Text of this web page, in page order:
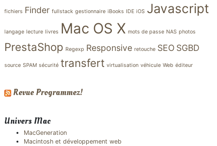
fichiers Finder fullstack gestionnaire iBooks IDE iOS Javascript
langage lecture livres Mac OS X mots de passe NAS photos
PrestaShop Regexp Responsive retouche SEO SGBD
source SPAM sécurité transfert virtualisation véhicule Web éditeur
Revue Programmez!
Univers Mac
MacGeneration
Macintosh et développement web